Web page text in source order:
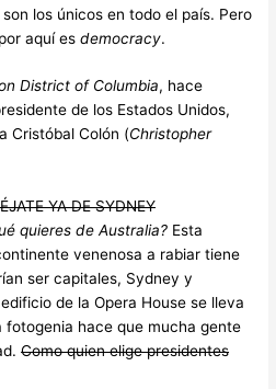
son los únicos en todo el país. Pero
aquí esdemocracy.
District of Columbia, hace
de los Estados Unidos,
Cristóbal Colón (Christopher
YA DE SYDNEY
quieres de Australia? Esta
venenosa a rabiar tiene
ser capitales, Sydney y
de la Opera House se lleva
fotogenia hace que mucha gente
Como quien elige presidentes